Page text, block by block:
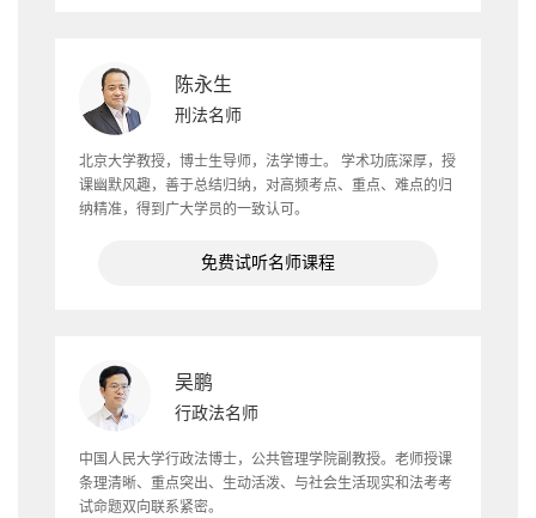
陈永生
刑法名师
北京大学教授，博士生导师，法学博士。 学术功底深厚，授
课幽默风趣，善于总结归纳，对高频考点、重点、难点的归
纳精准，得到广大学员的一致认可。
免费试听名师课程
吴鹏
行政法名师
中国人民大学行政法博士，公共管理学院副教授。老师授课
条理清晰、重点突出、生动活泼、与社会生活现实和法考考
试命题双向联系紧密。